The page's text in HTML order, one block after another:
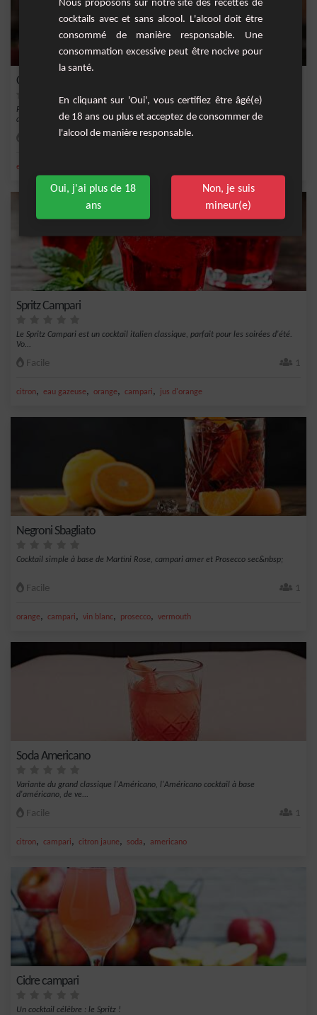
Cocktail Écarlate Vodka-Campari
Plongez dans l'univers coloré et pétillant d'un cocktail qui associe avec brio la
douce...
eau gazeuse
Spritz Campari
Le Spritz Campari est un cocktail italien classique, parfait pour les soirées d'été.
Vo...
Facile 1
citron, eau gazeuse, orange, campari, jus d'orange
Negroni Sbagliato
Cocktail simple à base de Martini Rose, campari amer et Prosecco sec&nbsp;
Facile 1
orange, campari, vin blanc, prosecco, vermouth
Soda Americano
Variante du grand classique l'Américano, l'Américano cocktail à base
d'américano, de ve...
Facile 1
citron, campari, citron jaune, soda, americano
Cidre campari
Un cocktail célèbre : le Spritz !
Nous proposons sur notre site des recettes de
cocktails avec et sans alcool. L'alcool doit être
consommé de manière responsable. Une
consommation excessive peut être nocive pour
la santé.
En cliquant sur 'Oui', vous certifiez être âgé(e)
de 18 ans ou plus et acceptez de consommer de
l'alcool de manière responsable.
Oui, j'ai plus de 18
ans
Non, je suis
mineur(e)